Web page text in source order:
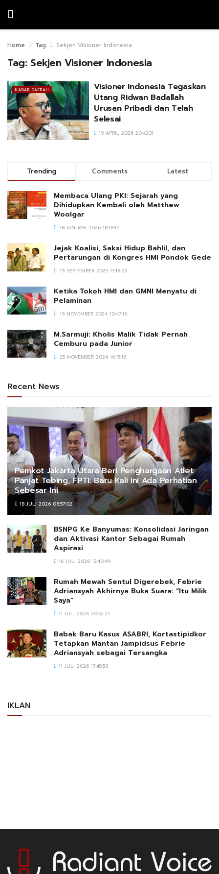
Home Tag Sekjen Visioner Indonesia
Tag: Sekjen Visioner Indonesia
KABAR DAERAH
Visioner Indonesia Tegaskan
Utang Ridwan Badallah
Urusan Pribadi dan Telah
Selesai
19 APRIL 2026 20:43:31
Trending Comments Latest
Membaca Ulang PKI: Sejarah yang
Dihidupkan Kembali oleh Matthew
Woolgar
18 JANUARI 2026 18:18:12
Jejak Koalisi, Saksi Hidup Bahlil, dan
Pertarungan di Kongres HMI Pondok Gede
19 SEPTEMBER 2025 13:18:23
Ketika Tokoh HMI dan GMNI Menyatu di
Pelaminan
19 NOVEMBER 2024 10:47:16
M.Sarmuji: Kholis Malik Tidak Pernah
Cemburu pada Junior
25 NOVEMBER 2024 16:15:16
Recent News
Pemkot Jakarta Utara Beri Penghargaan Atlet
Panjat Tebing, FPTI: Baru Kali Ini Ada Perhatian
Sebesar Ini
18 JULI 2026 06:57:02
BSNPG Ke Banyumas: Konsolidasi Jaringan
dan Aktivasi Kantor Sebagai Rumah
Aspirasi
16 JULI 2026 13:40:49
Rumah Mewah Sentul Digerebek, Febrie
Adriansyah Akhirnya Buka Suara: “Itu Milik
Saya”
11 JULI 2026 20:52:27
Babak Baru Kasus ASABRI, Kortastipidkor
Tetapkan Mantan Jampidsus Febrie
Adriansyah sebagai Tersangka
11 JULI 2026 17:45:58
IKLAN